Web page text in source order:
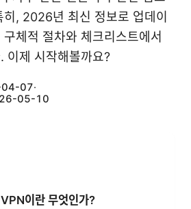
, 2026년 최신 정보로 업데이
체적 절차와 체크리스트에서
이제 시작해볼까요?
07·
05-10
이란 무엇인가?